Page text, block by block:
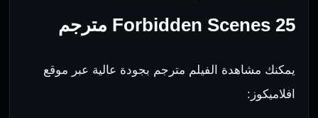
Forbidden Scenes 25 مترجم
يمكنك مشاهدة الفيلم مترجم بجودة عالية عبر موقع
افلاميكوز: